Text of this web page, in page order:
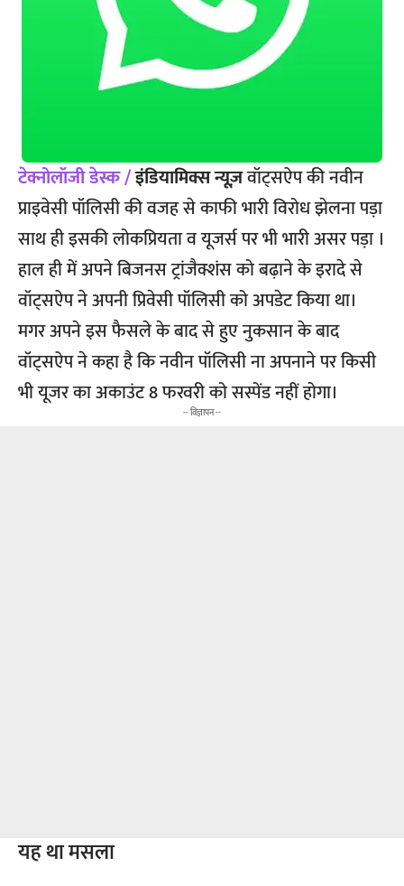
टेक्नोलॉजी डेस्क /इंडियामिक्स न्यूज़वॉट्सऐप की नवीन
प्राइवेसी पॉलिसी की वजह से काफी भारी विरोध झेलना पड़ा
साथ ही इसकी लोकप्रियता व यूजर्स पर भी भारी असर पड़ा ।
हाल ही में अपने बिजनस ट्रांजैक्शंस को बढ़ाने के इरादे से
वॉट्सऐप ने अपनी प्रिवेसी पॉलिसी को अपडेट किया था।
मगर अपने इस फैसले के बाद से हुए नुकसान के बाद
वॉट्सऐप ने कहा है कि नवीन पॉलिसी ना अपनाने पर किसी
भी यूजर का अकाउंट 8 फरवरी को सस्पेंड नहीं होगा।
-- विज्ञापन --
यह था मसला